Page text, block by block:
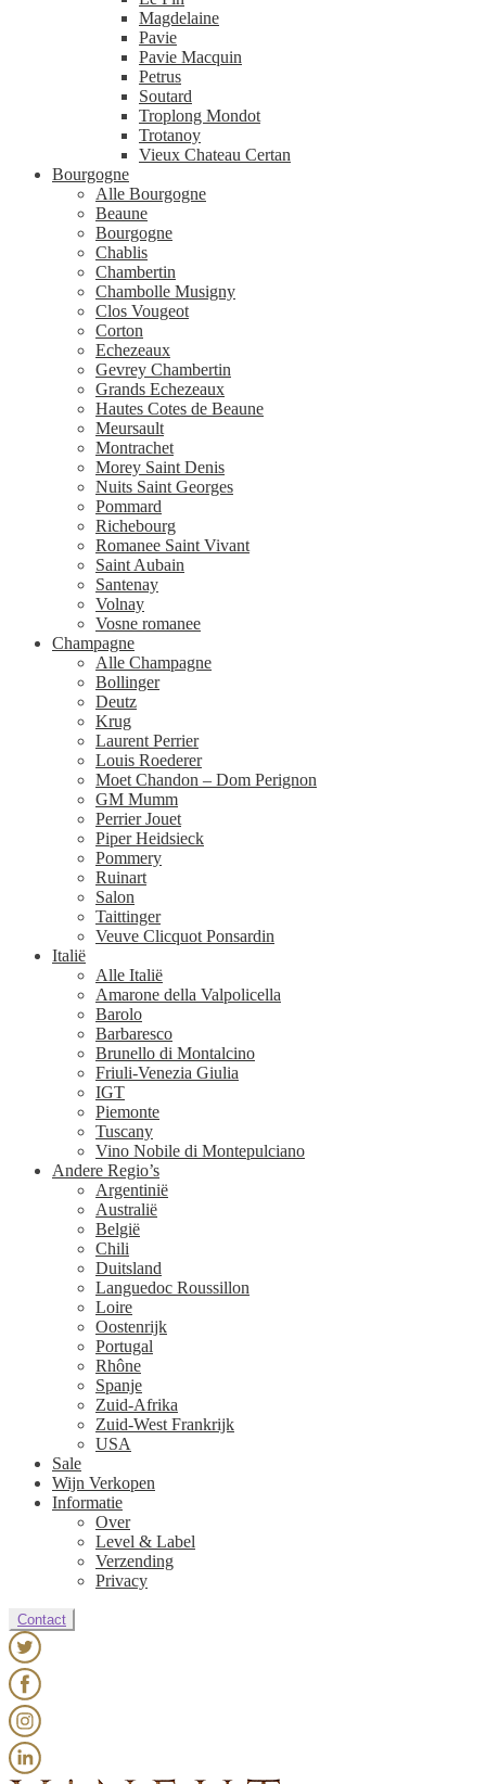
Magdelaine
Pavie
Pavie Macquin
Petrus
Soutard
Troplong Mondot
Trotanoy
Vieux Chateau Certan
Bourgogne
Alle Bourgogne
Beaune
Bourgogne
Chablis
Chambertin
Chambolle Musigny
Clos Vougeot
Corton
Echezeaux
Gevrey Chambertin
Grands Echezeaux
Hautes Cotes de Beaune
Meursault
Montrachet
Morey Saint Denis
Nuits Saint Georges
Pommard
Richebourg
Romanee Saint Vivant
Saint Aubain
Santenay
Volnay
Vosne romanee
Champagne
Alle Champagne
Bollinger
Deutz
Krug
Laurent Perrier
Louis Roederer
Moet Chandon – Dom Perignon
GM Mumm
Perrier Jouet
Piper Heidsieck
Pommery
Ruinart
Salon
Taittinger
Veuve Clicquot Ponsardin
Italië
Alle Italië
Amarone della Valpolicella
Barolo
Barbaresco
Brunello di Montalcino
Friuli-Venezia Giulia
IGT
Piemonte
Tuscany
Vino Nobile di Montepulciano
Andere Regio’s
Argentinië
Australië
België
Chili
Duitsland
Languedoc Roussillon
Loire
Oostenrijk
Portugal
Rhône
Spanje
Zuid-Afrika
Zuid-West Frankrijk
USA
Sale
Wijn Verkopen
Informatie
Over
Level & Label
Verzending
Privacy
Contact